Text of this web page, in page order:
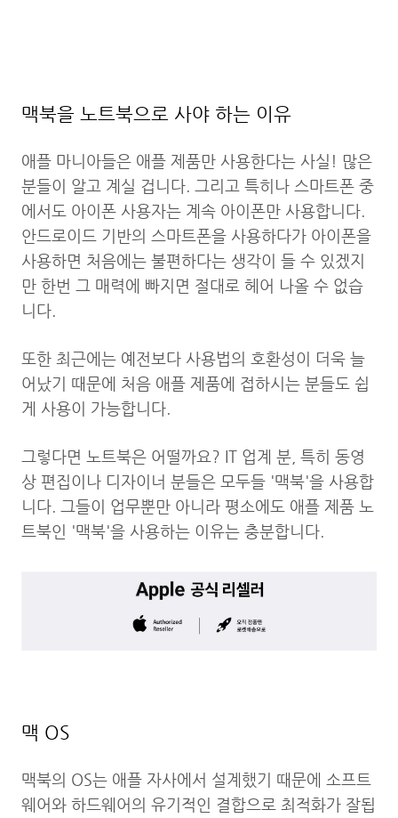
맥북을 노트북으로 사야 하는 이유
애플 마니아들은 애플 제품만 사용한다는 사실! 많은
분들이 알고 계실 겁니다. 그리고 특히나 스마트폰 중
에서도 아이폰 사용자는 계속 아이폰만 사용합니다.
안드로이드 기반의 스마트폰을 사용하다가 아이폰을
사용하면 처음에는 불편하다는 생각이 들 수 있겠지
만 한번 그 매력에 빠지면 절대로 헤어 나올 수 없습
니다.
또한 최근에는 예전보다 사용법의 호환성이 더욱 늘
어났기 때문에 처음 애플 제품에 접하시는 분들도 쉽
게 사용이 가능합니다.
그렇다면 노트북은 어떨까요? IT 업계 분, 특히 동영
상 편집이나 디자이너 분들은 모두들 '맥북'을 사용합
니다. 그들이 업무뿐만 아니라 평소에도 애플 제품 노
트북인 '맥북'을 사용하는 이유는 충분합니다.
맥 OS
맥북의 OS는 애플 자사에서 설계했기 때문에 소프트
웨어와 하드웨어의 유기적인 결합으로 최적화가 잘됩